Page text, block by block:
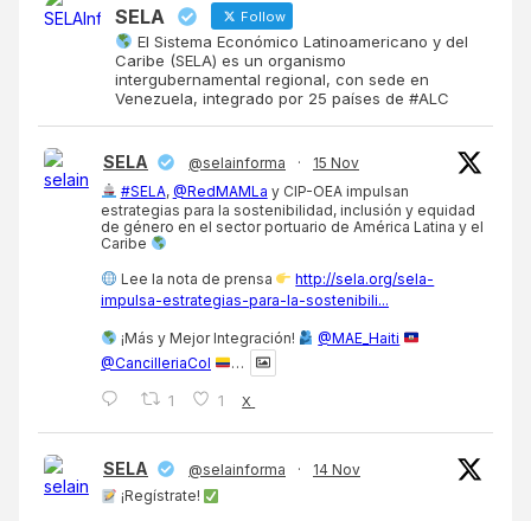
SELA Follow
El Sistema Económico Latinoamericano y del
Caribe (SELA) es un organismo
intergubernamental regional, con sede en
Venezuela, integrado por 25 países de #ALC
SELA @selainforma ·
15 Nov
#SELA, @RedMAMLa y CIP-OEA impulsan
estrategias para la sostenibilidad, inclusión y equidad
de género en el sector portuario de América Latina y el
Caribe
Lee la nota de prensa
http://sela.org/sela-
impulsa-estrategias-para-la-sostenibili...
¡Más y Mejor Integración!
@MAE_Haiti
@CancilleriaCol
…
1 1 X
SELA @selainforma ·
14 Nov
¡Regístrate!